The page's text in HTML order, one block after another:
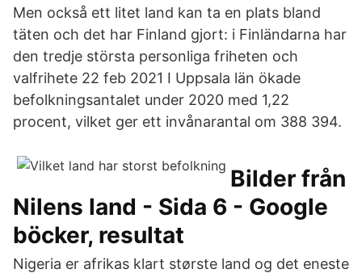
Men också ett litet land kan ta en plats bland
täten och det har Finland gjort: i Finländarna har
den tredje största personliga friheten och
valfrihete 22 feb 2021 I Uppsala län ökade
befolkningsantalet under 2020 med 1,22
procent, vilket ger ett invånarantal om 388 394.
Bilder från
Nilens land - Sida 6 - Google
böcker, resultat
Nigeria er afrikas klart største land og det eneste